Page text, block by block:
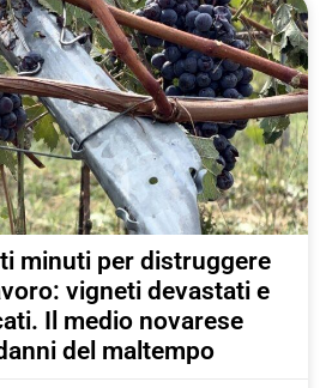
minuti per distruggere
vigneti devastati e
Il medio novarese
del maltempo